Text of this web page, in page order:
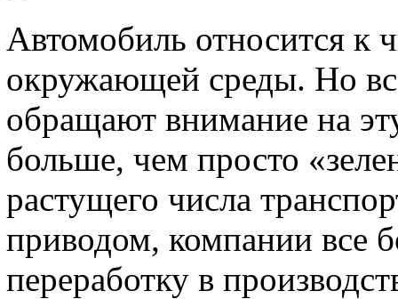
Автомобиль относится к
окружающей среды. Но
обращают внимание на
больше, чем просто
растущего числа
приводом, компании все
переработку в